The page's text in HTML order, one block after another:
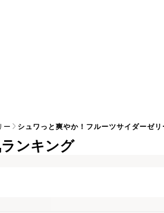
ー シュワっと爽やか！フルーツサイダーゼリ
ンキング